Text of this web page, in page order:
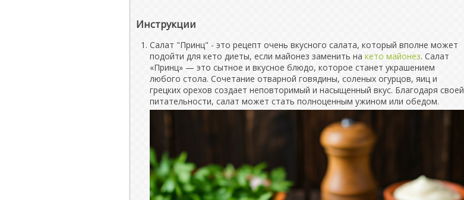
Инструкции
Салат "Принц" - это рецепт очень вкусного салата, который вполне может
подойти для кето диеты, если майонез заменить на кето майонез. Салат
«Принц» — это сытное и вкусное блюдо, которое станет украшением
любого стола. Сочетание отварной говядины, соленых огурцов, яиц и
грецких орехов создает неповторимый и насыщенный вкус. Благодаря своей
питательности, салат может стать полноценным ужином или обедом.